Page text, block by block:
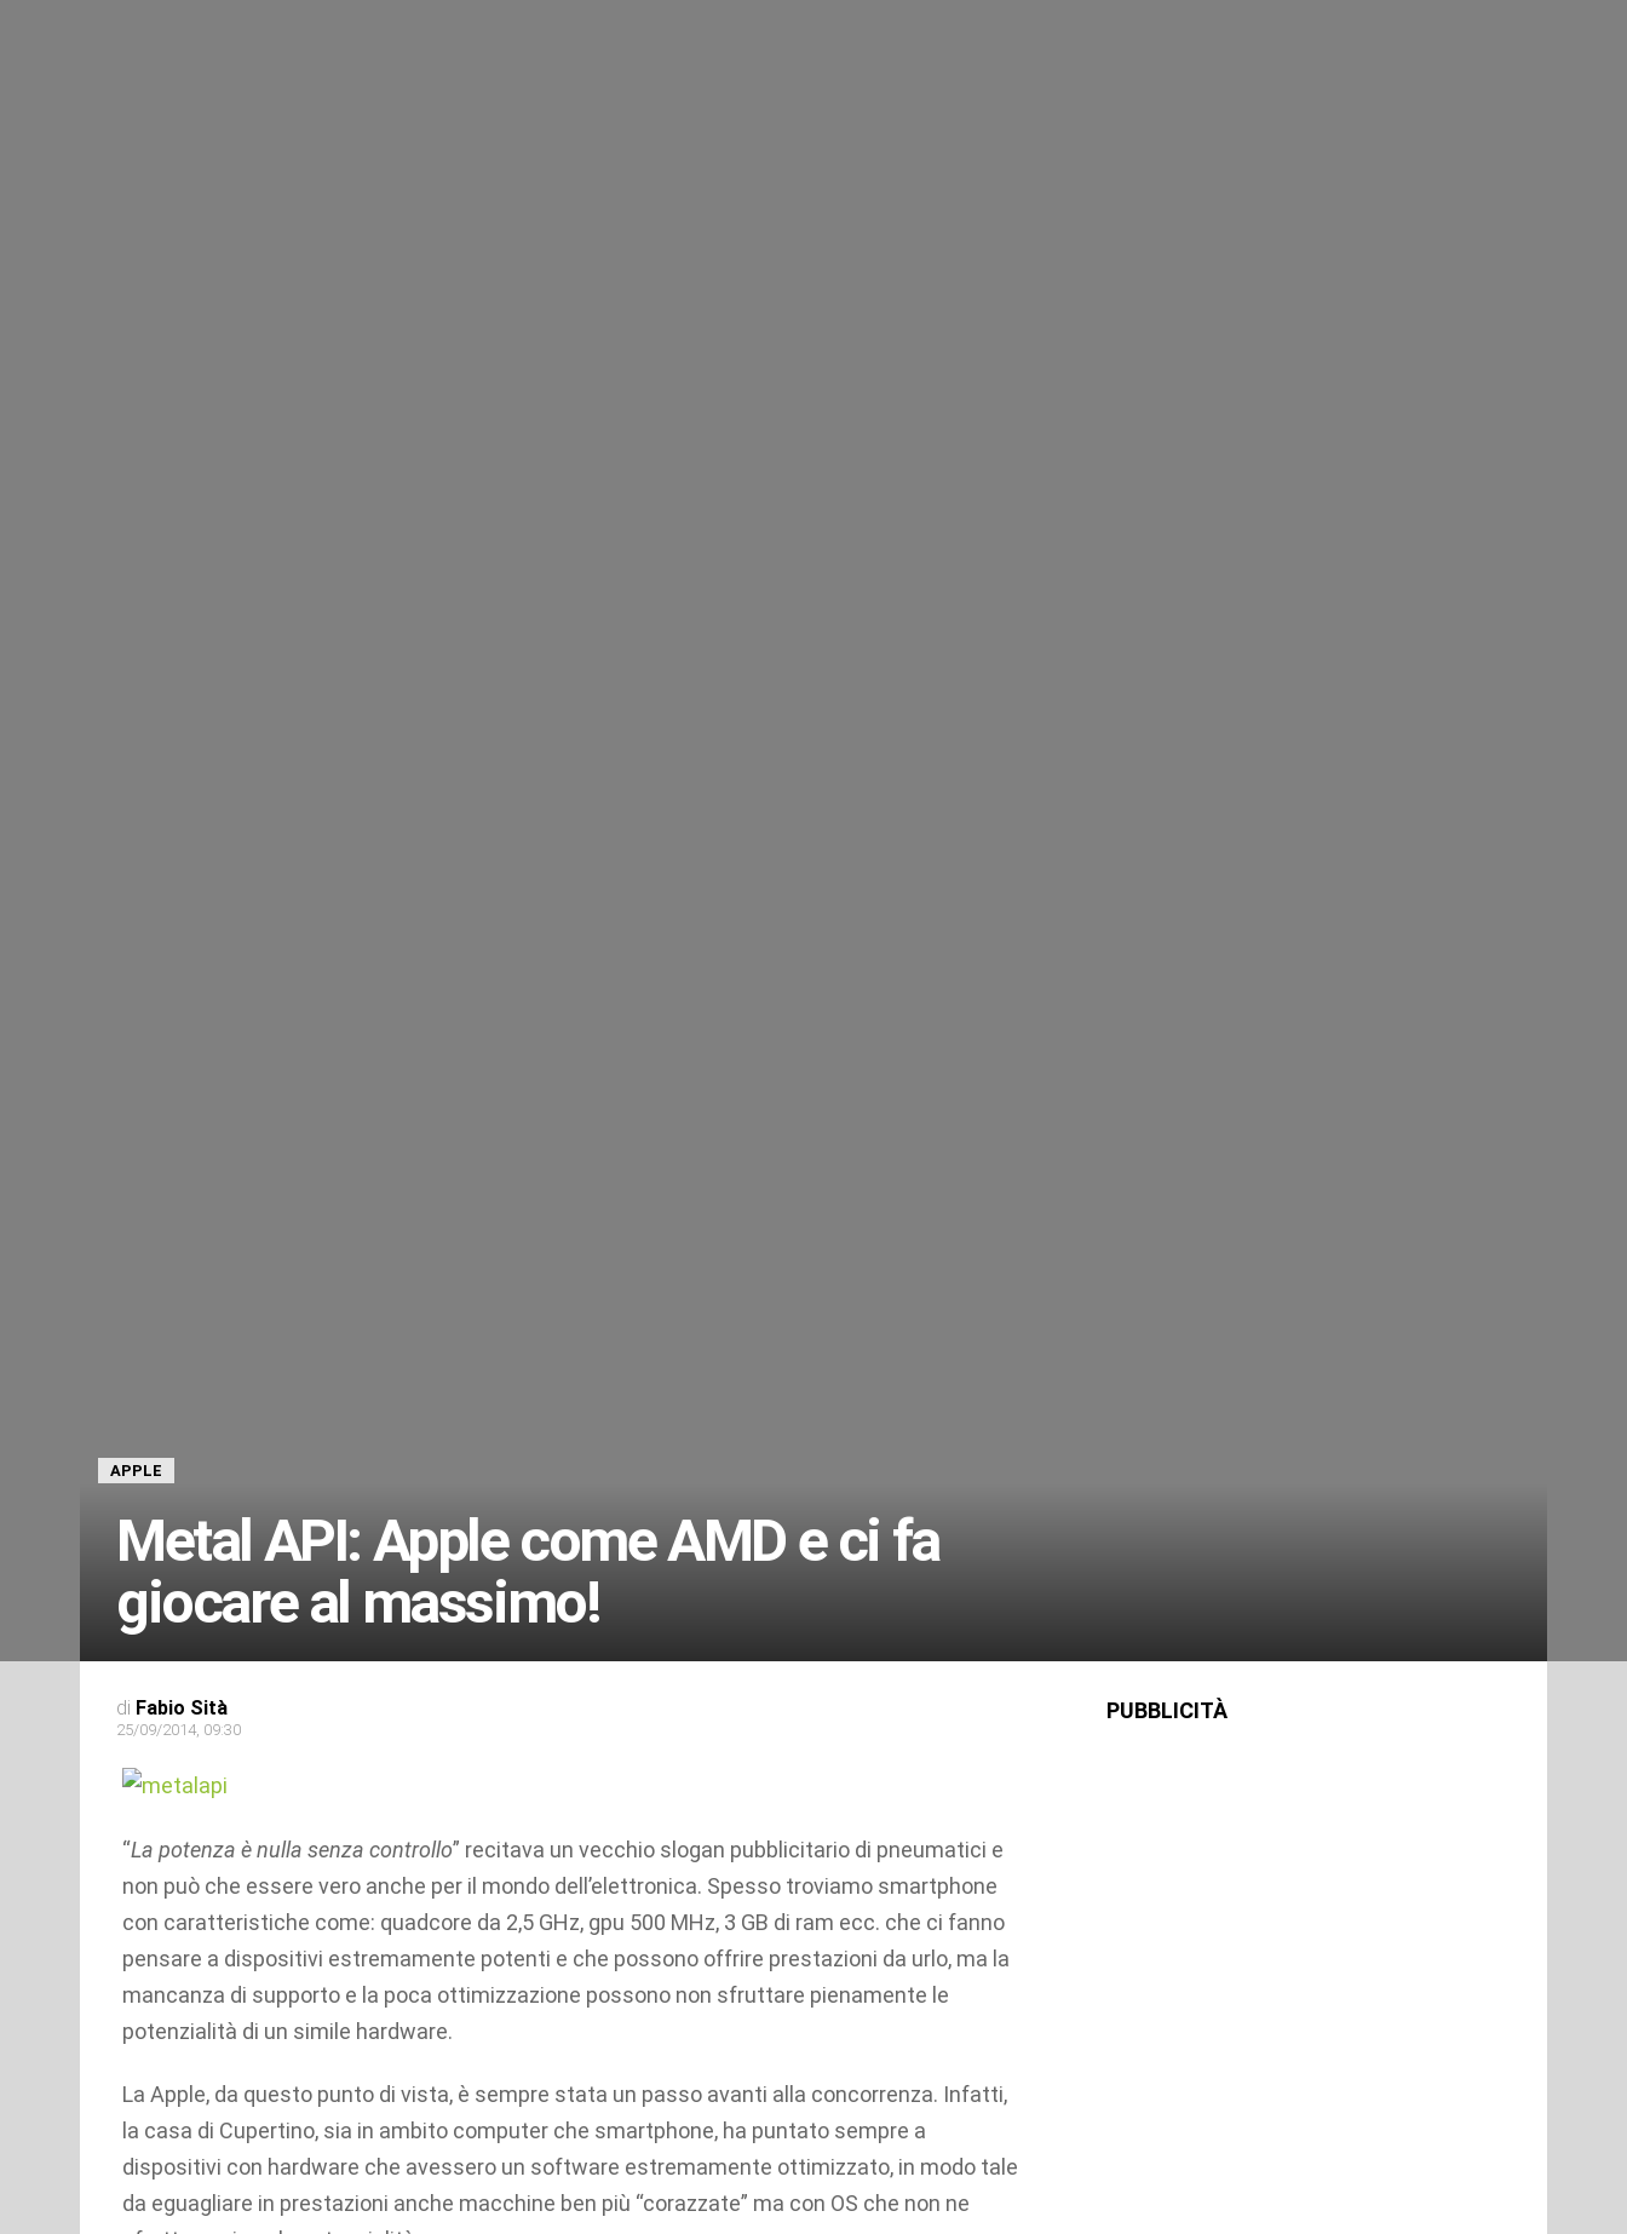
APPLE
Metal API: Apple come AMD e ci fa
giocare al massimo!
di Fabio Sità
25/09/2014, 09:30
“La potenza è nulla senza controllo” recitava un vecchio slogan pubblicitario di pneumatici e
non può che essere vero anche per il mondo dell’elettronica. Spesso troviamo smartphone
con caratteristiche come: quadcore da 2,5 GHz, gpu 500 MHz, 3 GB di ram ecc. che ci fanno
pensare a dispositivi estremamente potenti e che possono offrire prestazioni da urlo, ma la
mancanza di supporto e la poca ottimizzazione possono non sfruttare pienamente le
potenzialità di un simile hardware.
La Apple, da questo punto di vista, è sempre stata un passo avanti alla concorrenza. Infatti,
la casa di Cupertino, sia in ambito computer che smartphone, ha puntato sempre a
dispositivi con hardware che avessero un software estremamente ottimizzato, in modo tale
da eguagliare in prestazioni anche macchine ben più “corazzate” ma con OS che non ne
PUBBLICITÀ